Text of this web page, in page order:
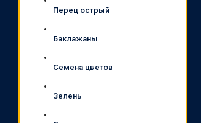
Перец острый
Баклажаны
Семена цветов
Зелень